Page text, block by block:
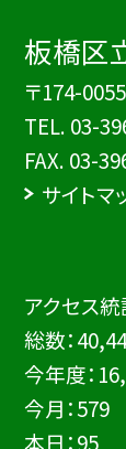
板橋区
〒174-
TEL. 03-
FAX. 03-
サイトマ
アクセス
総数：
今年度：
今月：579
本日：95